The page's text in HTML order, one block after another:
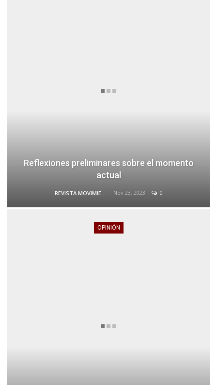
Reflexiones preliminares sobre el momento
actual
REVISTA MOVIMIENTO Nov 23, 2023 0
OPINIÓN